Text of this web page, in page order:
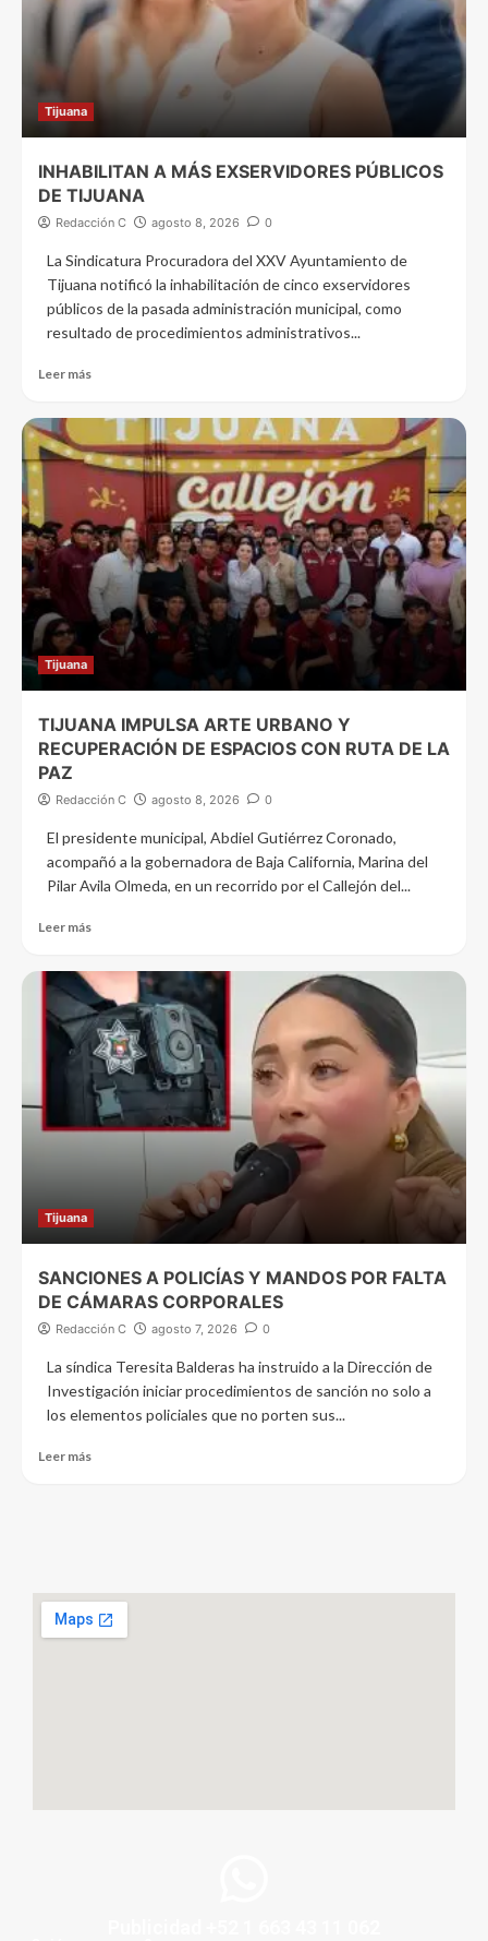
Tijuana
INHABILITAN A MÁS EXSERVIDORES PÚBLICOS
DE TIJUANA
Redacción C agosto 8, 2026 0
La Sindicatura Procuradora del XXV Ayuntamiento de
Tijuana notificó la inhabilitación de cinco exservidores
públicos de la pasada administración municipal, como
resultado de procedimientos administrativos...
Leer más
Tijuana
TIJUANA IMPULSA ARTE URBANO Y
RECUPERACIÓN DE ESPACIOS CON RUTA DE LA
PAZ
Redacción C agosto 8, 2026 0
El presidente municipal, Abdiel Gutiérrez Coronado,
acompañó a la gobernadora de Baja California, Marina del
Pilar Avila Olmeda, en un recorrido por el Callejón del...
Leer más
Tijuana
SANCIONES A POLICÍAS Y MANDOS POR FALTA
DE CÁMARAS CORPORALES
Redacción C agosto 7, 2026 0
La síndica Teresita Balderas ha instruido a la Dirección de
Investigación iniciar procedimientos de sanción no solo a
los elementos policiales que no porten sus...
Leer más